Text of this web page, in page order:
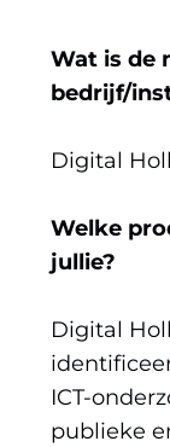
Wat is de
bedrijf/
Digital
Welke
jullie?
Digital
ICT-
publieke